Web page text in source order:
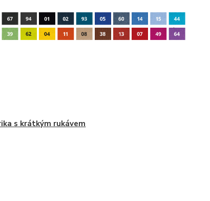
s krátkým rukávem